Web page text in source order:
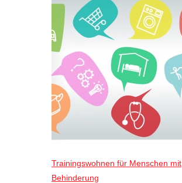
Trainingswohnen für Menschen mit
Behinderung